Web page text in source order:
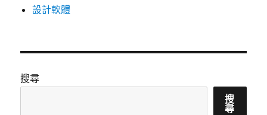
設計軟體
搜尋
搜
尋